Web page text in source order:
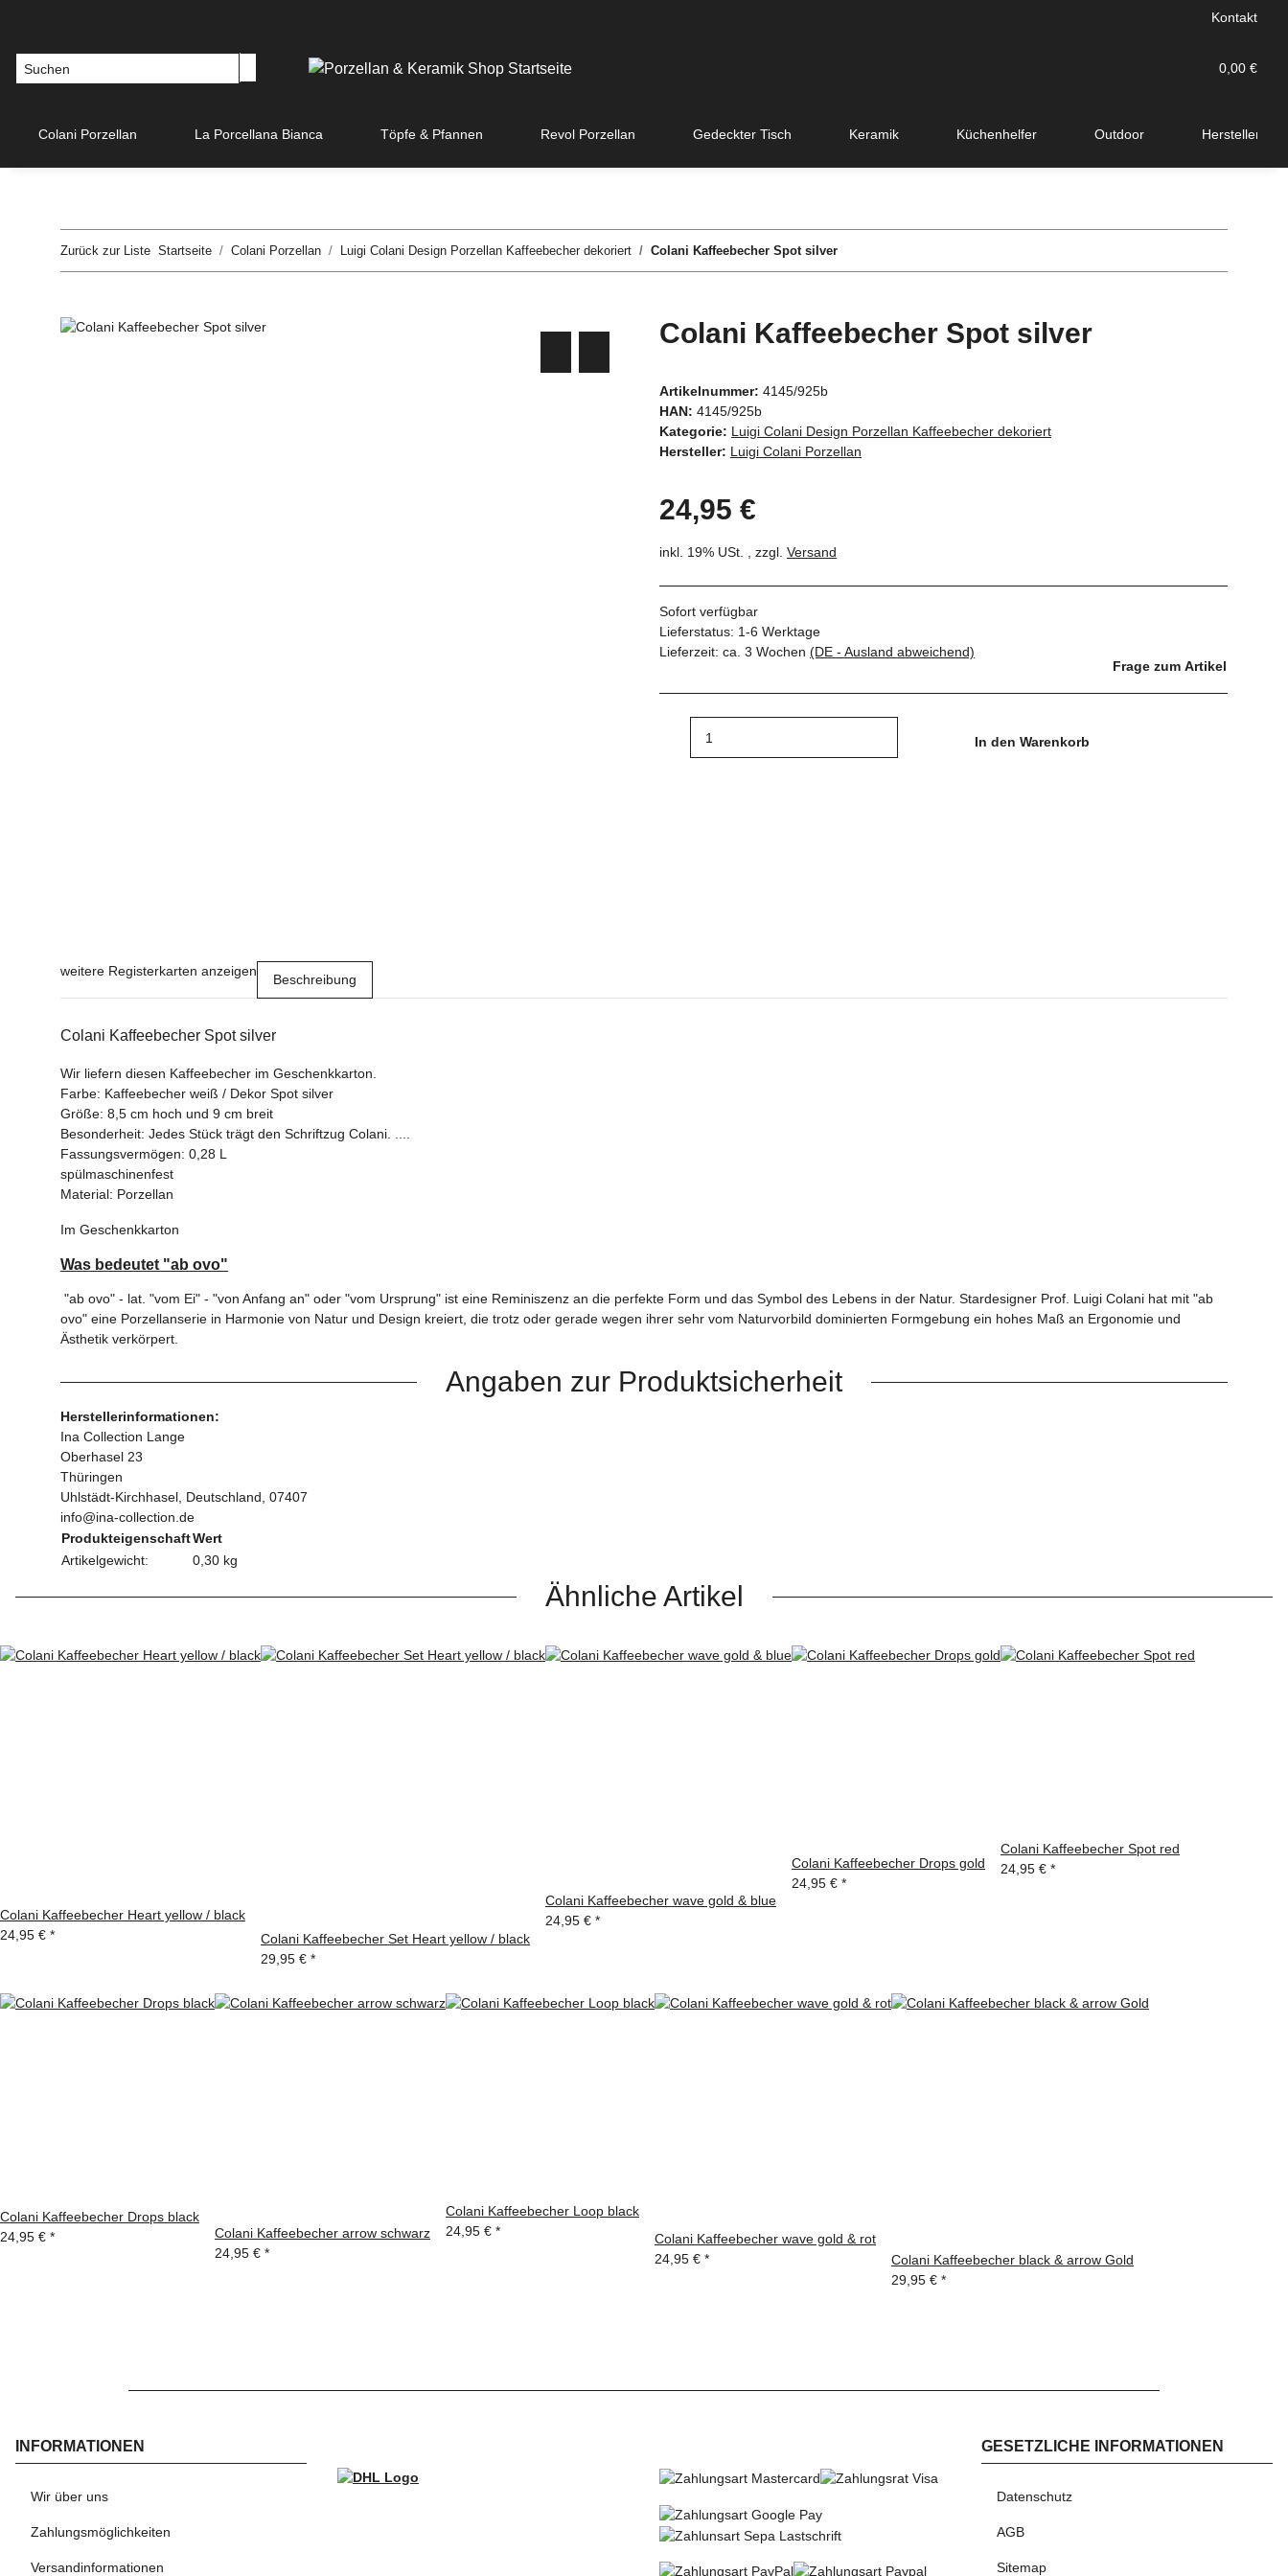
Kontakt
0,00 €
Colani Porzellan La Porcellana Bianca Töpfe & Pfannen Revol Porzellan Gedeckter Tisch Keramik Küchenhelfer Outdoor Hersteller
Zurück zur Liste Startseite Colani Porzellan Luigi Colani Design Porzellan Kaffeebecher dekoriert Colani Kaffeebecher Spot silver
Colani Kaffeebecher Spot silver
Artikelnummer: 4145/925b
HAN: 4145/925b
Kategorie: Luigi Colani Design Porzellan Kaffeebecher dekoriert
Hersteller: Luigi Colani Porzellan
24,95 €
inkl. 19% USt. , zzgl. Versand
Sofort verfügbar
Lieferstatus: 1-6 Werktage
Lieferzeit: ca. 3 Wochen (DE - Ausland abweichend)
Frage zum Artikel
In den Warenkorb
weitere Registerkarten anzeigen
Beschreibung
Colani Kaffeebecher Spot silver
Wir liefern diesen Kaffeebecher im Geschenkkarton.
Farbe: Kaffeebecher weiß / Dekor Spot silver
Größe: 8,5 cm hoch und 9 cm breit
Besonderheit: Jedes Stück trägt den Schriftzug Colani. ....
Fassungsvermögen: 0,28 L
spülmaschinenfest
Material: Porzellan
Im Geschenkkarton
Was bedeutet "ab ovo"
"ab ovo" - lat. "vom Ei" - "von Anfang an" oder "vom Ursprung" ist eine Reminiszenz an die perfekte Form und das Symbol des Lebens in der Natur. Stardesigner Prof. Luigi Colani hat mit "ab
ovo" eine Porzellanserie in Harmonie von Natur und Design kreiert, die trotz oder gerade wegen ihrer sehr vom Naturvorbild dominierten Formgebung ein hohes Maß an Ergonomie und
Ästhetik verkörpert.
Angaben zur Produktsicherheit
Herstellerinformationen:
Ina Collection Lange
Oberhasel 23
Thüringen
Uhlstädt-Kirchhasel, Deutschland, 07407
info@ina-collection.de
ProdukteigenschaftWert
Artikelgewicht:
0,30 kg
Ähnliche Artikel
Colani Kaffeebecher Heart yellow / black
24,95 € *
Colani Kaffeebecher Set Heart yellow / black
29,95 € *
Colani Kaffeebecher wave gold & blue
24,95 € *
Colani Kaffeebecher Drops gold
24,95 € *
Colani Kaffeebecher Spot red
24,95 € *
Colani Kaffeebecher Drops black
24,95 € *
Colani Kaffeebecher arrow schwarz
24,95 € *
Colani Kaffeebecher Loop black
24,95 € *
Colani Kaffeebecher wave gold & rot
24,95 € *
Colani Kaffeebecher black & arrow Gold
29,95 € *
INFORMATIONEN
Wir über uns
Zahlungsmöglichkeiten
Versandinformationen
GESETZLICHE INFORMATIONEN
Datenschutz
AGB
Sitemap